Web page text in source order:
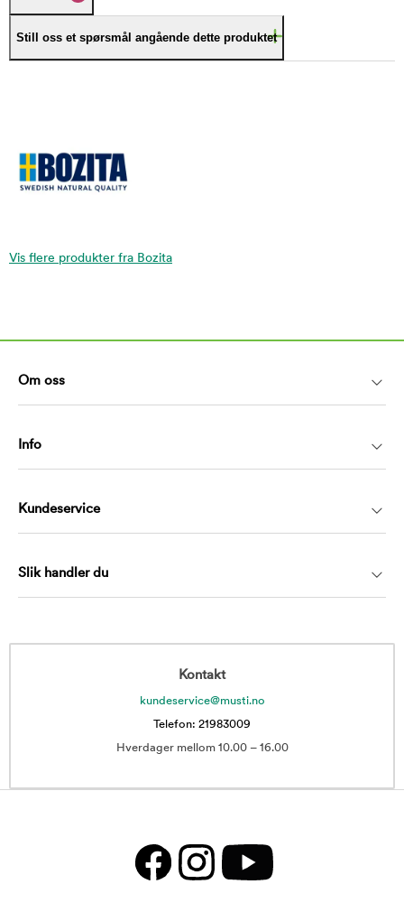
Still oss et spørsmål angående dette produktet
Vis flere produkter fra Bozita
Om oss
Info
Kundeservice
Slik handler du
Kontakt
kundeservice@musti.no
Telefon: 21983009
Hverdager mellom 10.00 – 16.00